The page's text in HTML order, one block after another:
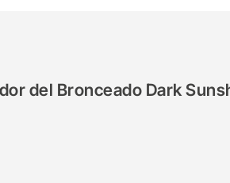
del Bronceado Dark